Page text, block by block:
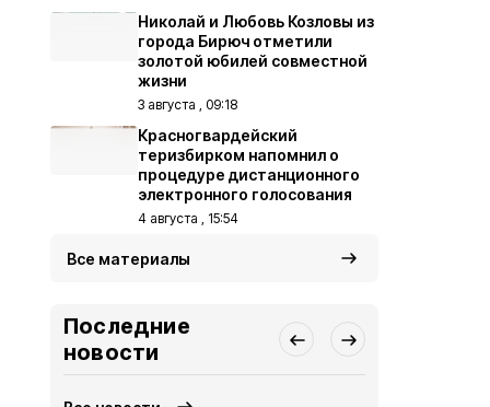
Николай и Любовь Козловы из
города Бирюч отметили
золотой юбилей совместной
жизни
3 августа , 09:18
Красногвардейский
теризбирком напомнил о
процедуре дистанционного
электронного голосования
4 августа , 15:54
Все материалы
Последние
новости